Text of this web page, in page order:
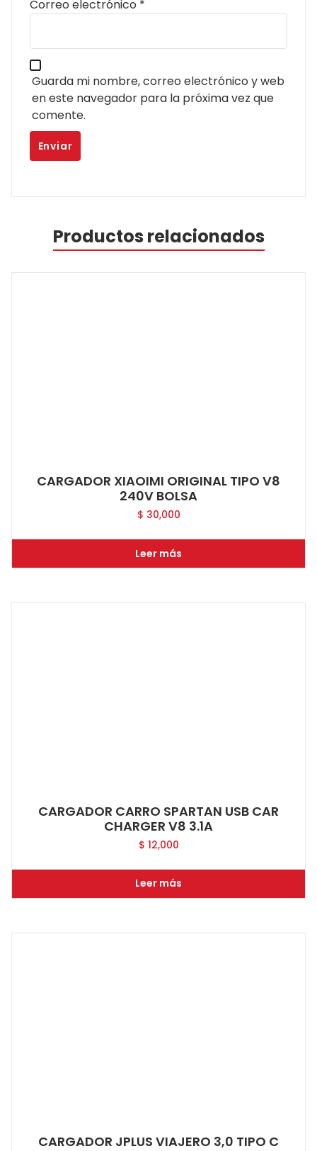
Correo electrónico *
Guarda mi nombre, correo electrónico y web
en este navegador para la próxima vez que
comente.
Productos relacionados
CARGADOR XIAOIMI ORIGINAL TIPO V8
240V BOLSA
$ 30,000
Leer más
CARGADOR CARRO SPARTAN USB CAR
CHARGER V8 3.1A
$ 12,000
Leer más
CARGADOR JPLUS VIAJERO 3,0 TIPO C